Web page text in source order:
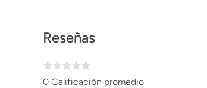
Reseñas
0 Calificación promedio